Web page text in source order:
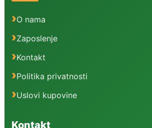
O nama
Zaposlenje
Kontakt
Politika privatnosti
Uslovi kupovine
Kontakt